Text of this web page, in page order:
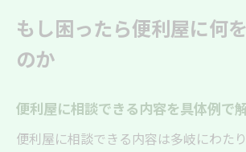
もし困ったら便利屋に何
のか
便利屋に相談できる内容を具体例で
便利屋に相談できる内容は多岐にわたり